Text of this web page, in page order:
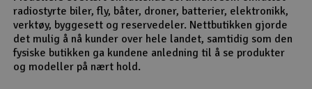
radiostyrte biler, fly, båter, droner, batterier, elektronikk,
verktøy, byggesett og reservedeler. Nettbutikken gjorde
det mulig å nå kunder over hele landet, samtidig som den
fysiske butikken ga kundene anledning til å se produkter
og modeller på nært hold.